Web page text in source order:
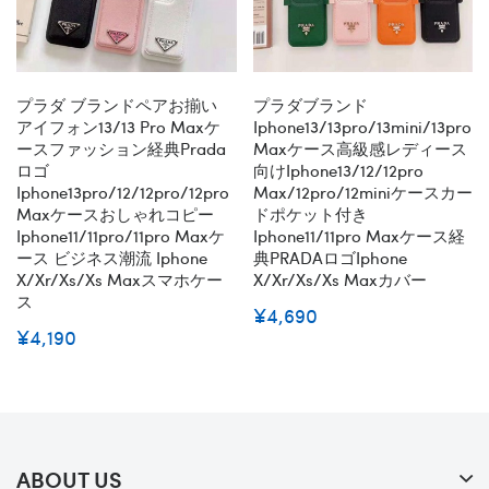
プラダ ブランドペアお揃い
アイフォン13/13 Pro Maxケ
ースファッション経典Prada
ロゴ
Iphone13pro/12/12pro/12pro
Maxケースおしゃれコピー
Iphone11/11pro/11pro Maxケ
ース ビジネス潮流 Iphone
X/xr/xs/xs Maxスマホケー
ス
¥4,190
プラダブランド
Iphone13/13pro/13mini/13pro
Maxケース高級感レディース
向けiphone13/12/12pro
Max/12pro/12miniケースカー
ドポケット付き
Iphone11/11pro Maxケース経
典PRADAロゴiphone
X/xr/xs/xs Maxカバー
¥4,690
ABOUT US